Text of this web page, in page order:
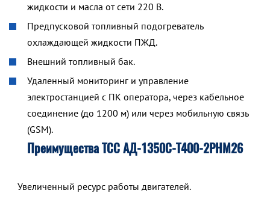
жидкости и масла от сети 220 В.
Предпусковой топливный подогреватель
охлаждающей жидкости ПЖД.
Внешний топливный бак.
Удаленный мониторинг и управление
электростанцией с ПК оператора, через кабельное
соединение (до 1200 м) или через мобильную связь
(GSM).
Преимущества ТСС АД-1350С-Т400-2РНМ26
Увеличенный ресурс работы двигателей.